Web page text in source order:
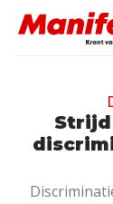
Skip navigation